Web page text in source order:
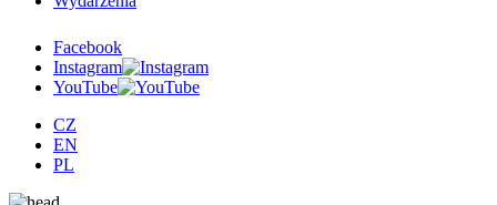
Facebook
Instagram
YouTube
CZ
EN
PL